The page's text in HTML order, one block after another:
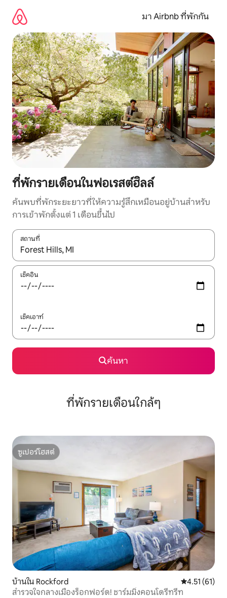
เนื้อหา
มา Airbnb ที่พักกัน
ที่พักรายเดือนในฟอเรสต์ฮิลล์
ค้นพบที่พักระยะยาวที่ให้ความรู้สึกเหมือนอยู่บ้านสำหรับ
การเข้าพักตั้งแต่ 1 เดือนขึ้นไป
สถานที่
ใช้ลูกศรขึ้นลง หรือใช้การสัมผัสหรือปัด เพื่อสำรวจผลการค้นหา
เช็คอิน
เช็คเอาท์
ค้นหา
ที่พักรายเดือนใกล้ๆ
ซูเปอร์โฮสต์
ซูเปอร์โฮสต์
บ้านใน Rockford คะแนนเฉลี่ย
4.51 (61)
สำรวจใจกลางเมืองร็อกฟอร์ด! ชาร์มมิ่งคอนโดรีทรีท